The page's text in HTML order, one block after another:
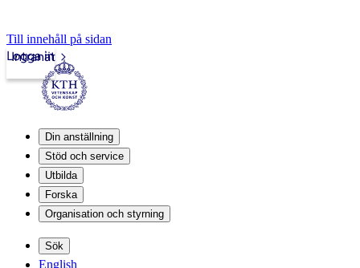
Till innehåll på sidan
Intranät
Logga in
Din anställning
Stöd och service
Utbilda
Forska
Organisation och styrning
Sök
English